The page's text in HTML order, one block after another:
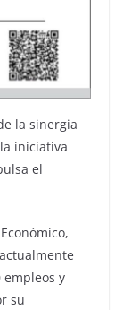
la sinergia
iniciativa
el
empleos y
su